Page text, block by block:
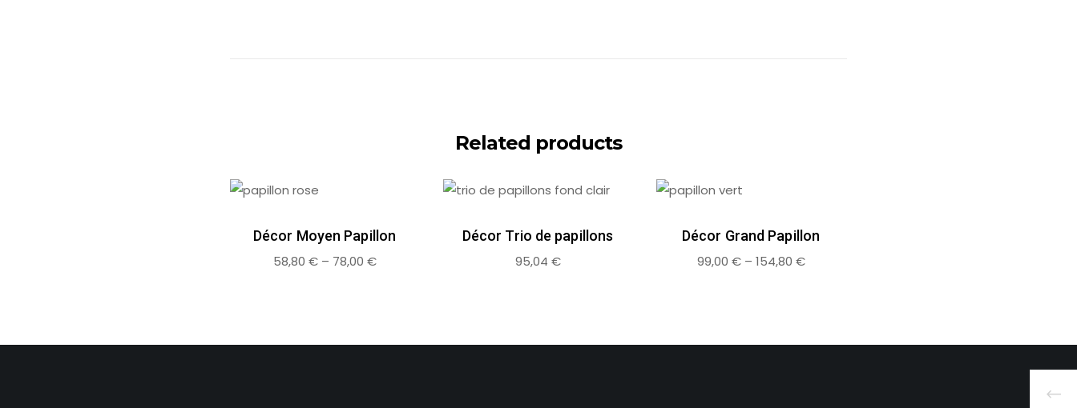
Related products
Décor Moyen Papillon
58,80 €– 78,00 €
Décor Trio de papillons
95,04 €
Décor Grand Papillon
99,00 €– 154,80 €